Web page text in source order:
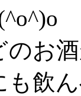
お
も飲